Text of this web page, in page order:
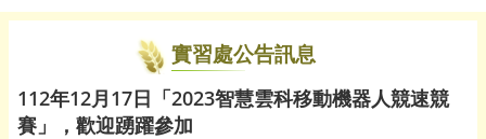
實習處公告訊息
112年12月17日「2023智慧雲科移動機器人競速競
賽」，歡迎踴躍參加